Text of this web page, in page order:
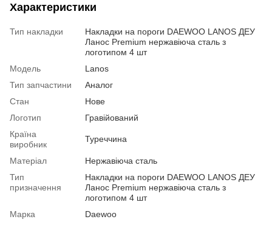
Характеристики
Тип накладки
Накладки на пороги DAEWOO LANOS ДЕУ
Ланос Premium нержавіюча сталь з
логотипом 4 шт
Модель
Lanos
Тип запчастини
Аналог
Стан
Нове
Логотип
Гравійований
Країна
виробник
Туреччина
Матеріал
Нержавіюча сталь
Тип
призначення
Накладки на пороги DAEWOO LANOS ДЕУ
Ланос Premium нержавіюча сталь з
логотипом 4 шт
Марка
Daewoo